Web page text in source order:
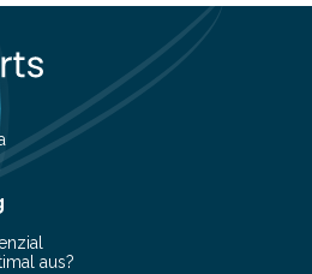
erreicht HoverLIGHT einen
aus Leichtigkeit,
In einem
einem Industriepartner
Nachweis, dass HoverLIGHT
um den Faktor 3
bei einer Gewichtseinsparung
aus?